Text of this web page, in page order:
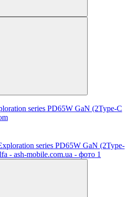
series PD65W GaN (2Type-C